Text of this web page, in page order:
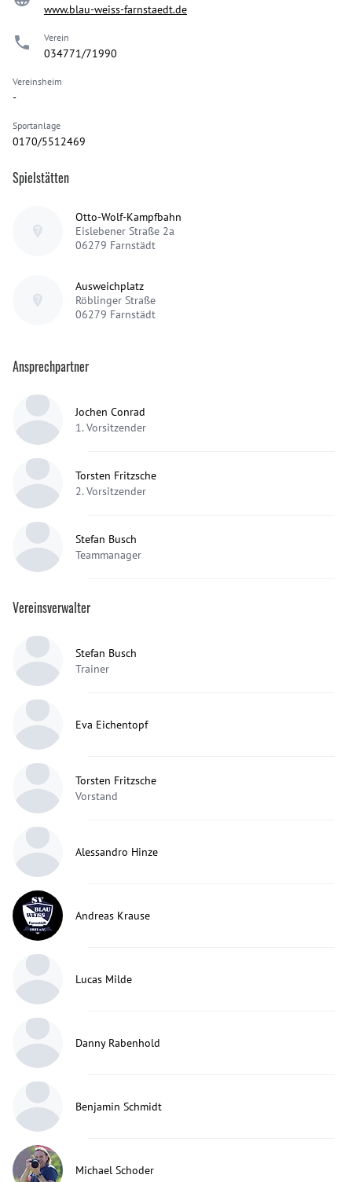
www.blau-weiss-farnstaedt.de
Verein
034771/71990
Vereinsheim
-
Sportanlage
0170/5512469
Spielstätten
Otto-Wolf-Kampfbahn
Eislebener Straße 2a
06279 Farnstädt
Ausweichplatz
Röblinger Straße
06279 Farnstädt
Ansprechpartner
Jochen Conrad
1. Vorsitzender
Torsten Fritzsche
2. Vorsitzender
Stefan Busch
Teammanager
Vereinsverwalter
Stefan Busch
Trainer
Eva Eichentopf
Torsten Fritzsche
Vorstand
Alessandro Hinze
Andreas Krause
Lucas Milde
Danny Rabenhold
Benjamin Schmidt
Michael Schoder